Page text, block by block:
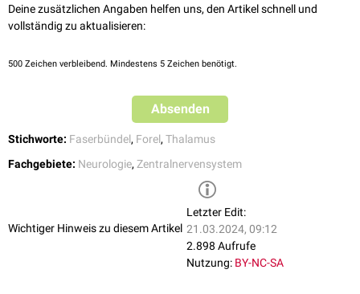
Der Hauptteil der Fasern endet aber imNucleus ventralis anterolateralis
des Thalamus (VA/VL).
Deine zusätzlichen Angaben helfen uns, den Artikel schnell und
vollständig zu aktualisieren:
500 Zeichen verbleibend. Mindestens 5 Zeichen benötigt.
Absenden
Stichworte: Faserbündel, Forel, Thalamus
Fachgebiete: Neurologie, Zentralnervensystem
Wichtiger Hinweis zu diesem Artikel
Letzter Edit:
21.03.2024, 09:12
2.898 Aufrufe
Nutzung: BY-NC-SA